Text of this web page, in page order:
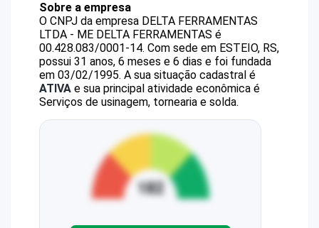
Sobre a empresa
O CNPJ da empresa DELTA FERRAMENTAS
LTDA - ME DELTA FERRAMENTAS é
00.428.083/0001-14. Com sede em ESTEIO, RS,
possui 31 anos, 6 meses e 6 dias e foi fundada
em 03/02/1995. A sua situação cadastral é
ATIVA e sua principal atividade econômica é
Serviços de usinagem, tornearia e solda.